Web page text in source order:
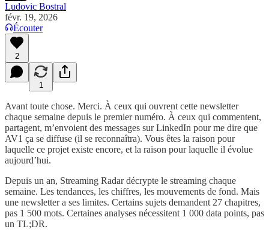
Ludovic Bostral
févr. 19, 2026
Écouter
2
1
Avant toute chose. Merci. À ceux qui ouvrent cette newsletter
chaque semaine depuis le premier numéro. À ceux qui commentent,
partagent, m’envoient des messages sur LinkedIn pour me dire que
AV1 ça se diffuse (il se reconnaîtra). Vous êtes la raison pour
laquelle ce projet existe encore, et la raison pour laquelle il évolue
aujourd’hui.
Depuis un an, Streaming Radar décrypte le streaming chaque
semaine. Les tendances, les chiffres, les mouvements de fond. Mais
une newsletter a ses limites. Certains sujets demandent 27 chapitres,
pas 1 500 mots. Certaines analyses nécessitent 1 000 data points, pas
un TL;DR.